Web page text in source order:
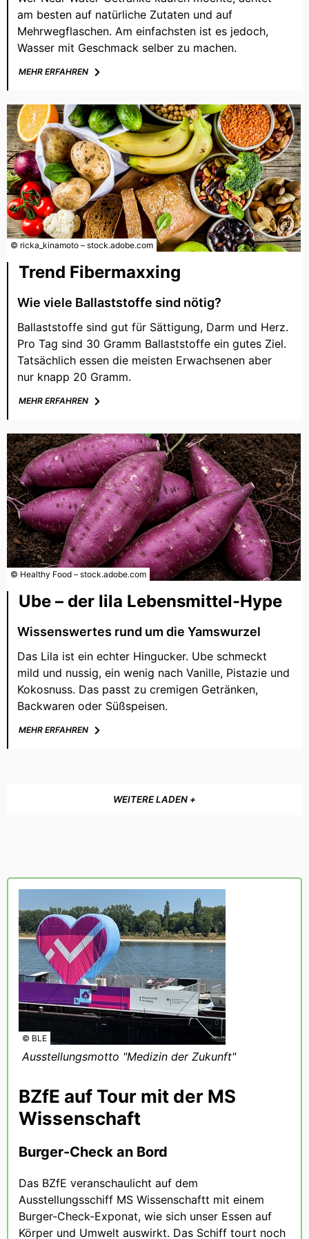
am besten auf natürliche Zutaten und auf
Mehrwegflaschen. Am einfachsten ist es jedoch,
Wasser mit Geschmack selber zu machen.
MEHR ERFAHREN
© ricka_kinamoto – stock.adobe.com
Trend Fibermaxxing
Wie viele Ballaststoffe sind nötig?
Ballaststoffe sind gut für Sättigung, Darm und Herz.
Pro Tag sind 30 Gramm Ballaststoffe ein gutes Ziel.
Tatsächlich essen die meisten Erwachsenen aber
nur knapp 20 Gramm.
MEHR ERFAHREN
© Healthy Food – stock.adobe.com
Ube – der lila Lebensmittel-Hype
Wissenswertes rund um die Yamswurzel
Das Lila ist ein echter Hingucker. Ube schmeckt
mild und nussig, ein wenig nach Vanille, Pistazie und
Kokosnuss. Das passt zu cremigen Getränken,
Backwaren oder Süßspeisen.
MEHR ERFAHREN
WEITERE LADEN +
© BLE
Ausstellungsmotto "Medizin der Zukunft"
BZfE auf Tour mit der MS
Wissenschaft
Burger-Check an Bord
Das BZfE veranschaulicht auf dem
Ausstellungsschiff MS Wissenschaftt mit einem
Burger-Check-Exponat, wie sich unser Essen auf
Körper und Umwelt auswirkt. Das Schiff tourt noch